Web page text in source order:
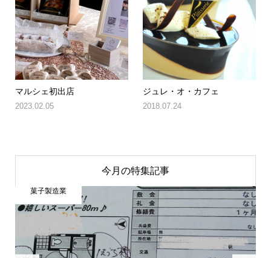
マルシェ初出店
2023.02.05
ジュレ・オ・カフェ
2018.07.24
今月の特集記事
菓子製造業